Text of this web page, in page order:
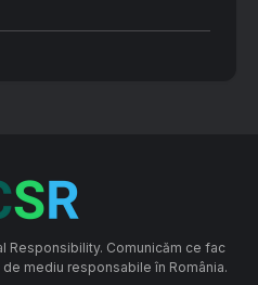
Responsibility. Comunicăm ce fac
mediu responsabile în România.